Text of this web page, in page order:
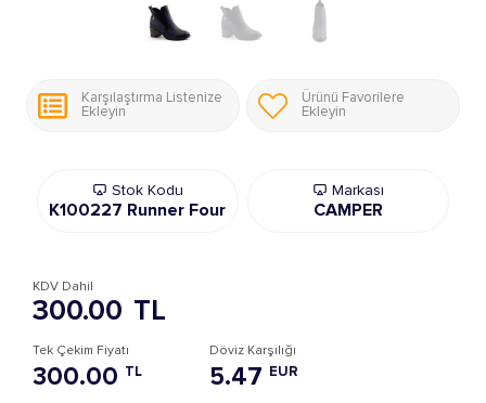
Karşılaştırma Listenize
Ekleyin
Ürünü Favorilere
Ekleyin
Stok Kodu
K100227 Runner Four
Markası
CAMPER
300.00 TL
KDV Dahil
Tek Çekim Fiyatı
300.00 TL
Döviz Karşılığı
5.47 EUR